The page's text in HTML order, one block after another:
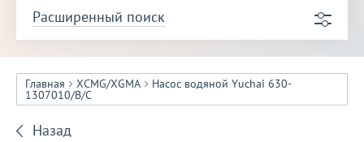
Расширенный поиск
Главная XCMG/XGMA Насос водяной Yuchai 630-
1307010/B/C
Назад